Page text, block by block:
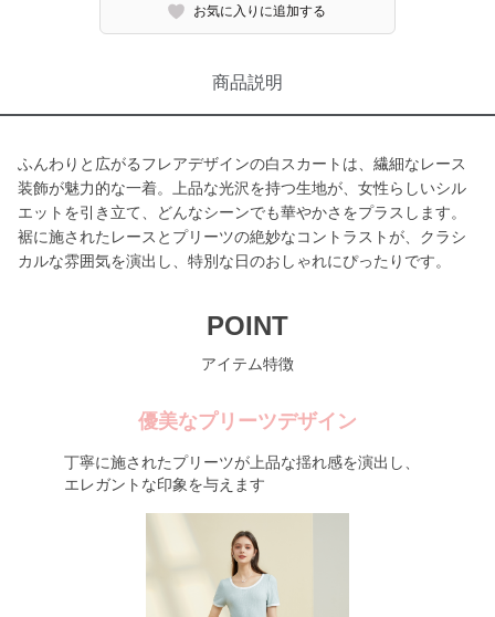
お気に入りに追加する
商品説明
ふんわりと広がるフレアデザインの白スカートは、繊細なレース
装飾が魅力的な一着。上品な光沢を持つ生地が、女性らしいシル
エットを引き立て、どんなシーンでも華やかさをプラスします。
裾に施されたレースとプリーツの絶妙なコントラストが、クラシ
カルな雰囲気を演出し、特別な日のおしゃれにぴったりです。
POINT
アイテム特徴
優美なプリーツデザイン
丁寧に施されたプリーツが上品な揺れ感を演出し、
エレガントな印象を与えます